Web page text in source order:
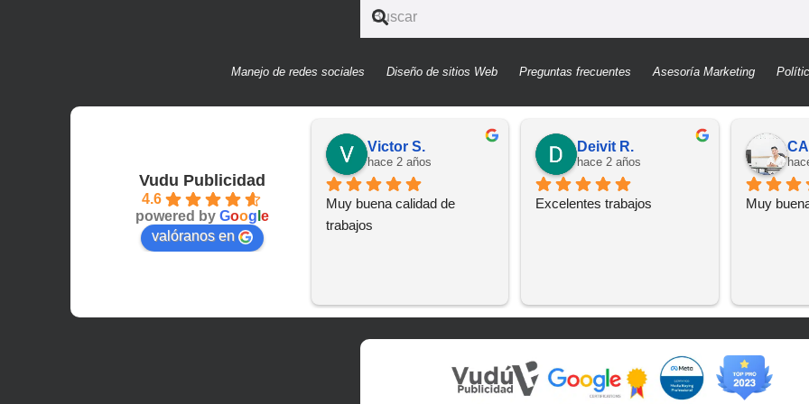
Manejo de redes sociales Diseño de sitios Web Preguntas frecuentes Asesoría Marketing
Vudu Publicidad
4.6
powered by Goog e
valóranos en
Victor S.
hace 2 años
Muy buena calidad de
trabajos
Deivit R.
hace 2 años
Excelentes trabajos Muy